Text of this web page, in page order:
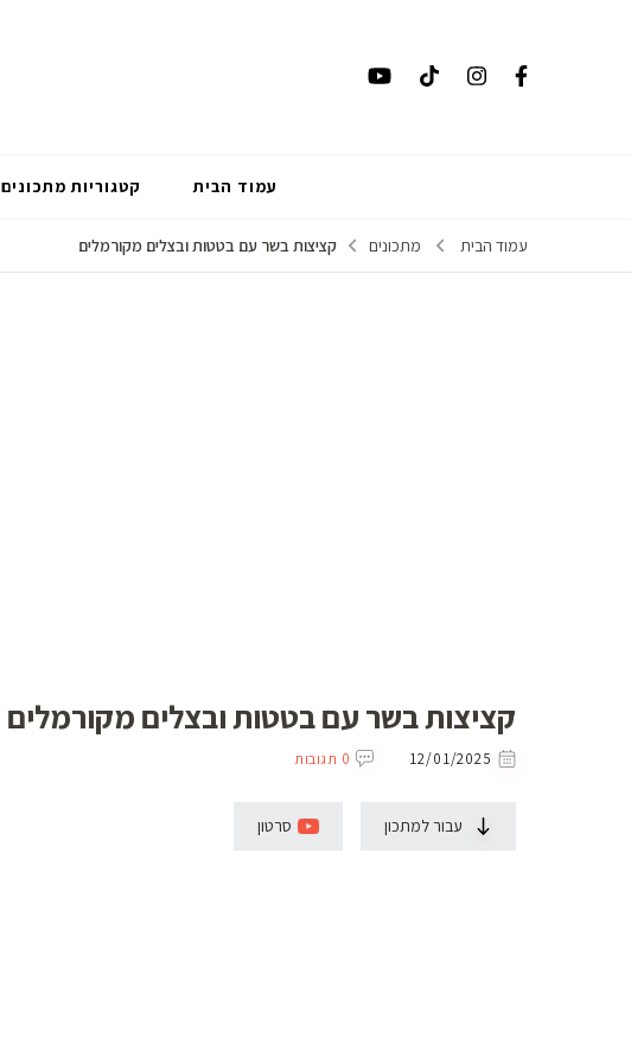
עמוד הבית קטגוריות מתכונים
עמוד הבית מתכונים קציצות בשר עם בטטות ובצלים מקורמלים
קציצות בשר עם בטטות ובצלים מקורמלים
12/01/2025 0 תגובות
עבור למתכון סרטון